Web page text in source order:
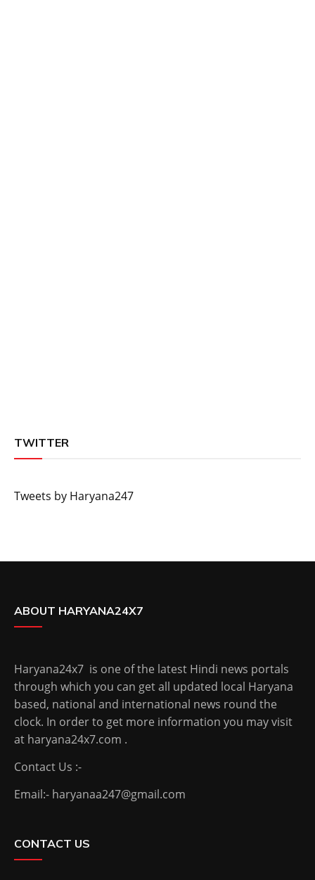
TWITTER
Tweets by Haryana247
ABOUT HARYANA24X7
Haryana24x7 is one of the latest Hindi news portals
through which you can get all updated local Haryana
based, national and international news round the
clock. In order to get more information you may visit
at haryana24x7.com .
Contact Us :-
Email:- haryanaa247@gmail.com
CONTACT US